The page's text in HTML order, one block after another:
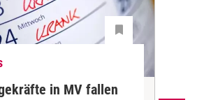
in MV fallen